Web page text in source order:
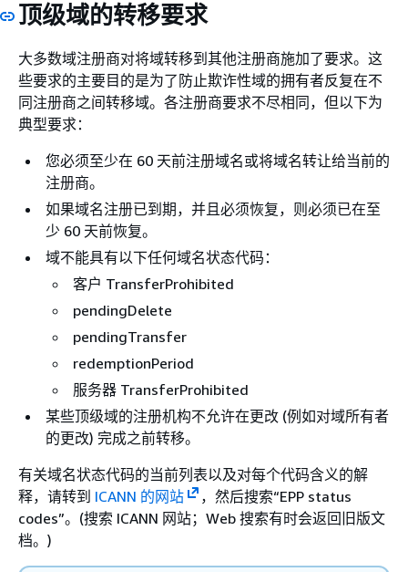
顶级域的转移要求
大多数域注册商对将域转移到其他注册商施加了要求。这
些要求的主要目的是为了防止欺诈性域的拥有者反复在不
同注册商之间转移域。各注册商要求不尽相同，但以下为
典型要求：
您必须至少在 60 天前注册域名或将域名转让给当前的
注册商。
如果域名注册已到期，并且必须恢复，则必须已在至
少 60 天前恢复。
域不能具有以下任何域名状态代码：
客户 TransferProhibited
pendingDelete
pendingTransfer
redemptionPeriod
服务器 TransferProhibited
某些顶级域的注册机构不允许在更改 (例如对域所有者
的更改) 完成之前转移。
有关域名状态代码的当前列表以及对每个代码含义的解
释，请转到 ICANN 的网站
，然后搜索“EPP status
codes”。(搜索 ICANN 网站；Web 搜索有时会返回旧版文
档。)